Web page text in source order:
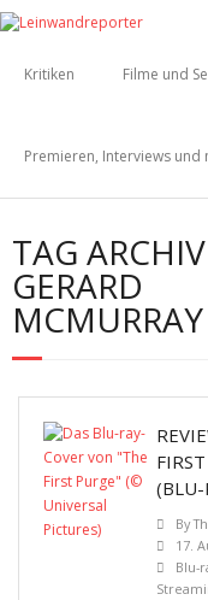
Kritiken Filme und
Premieren, Interviews und
TAG
GERARD
MCMURRAY
(BLU-
By
17.
Blu-